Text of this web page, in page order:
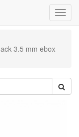
3.5 mm ebox